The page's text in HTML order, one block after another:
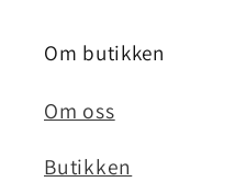
Om butikken
Om oss
Butikken